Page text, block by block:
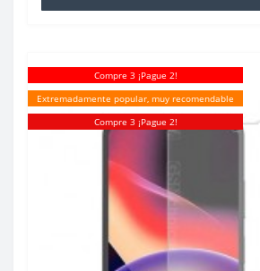
Compre 3 ¡Pague 2!
Extremadamente popular, muy recomendable
Compre 3 ¡Pague 2!